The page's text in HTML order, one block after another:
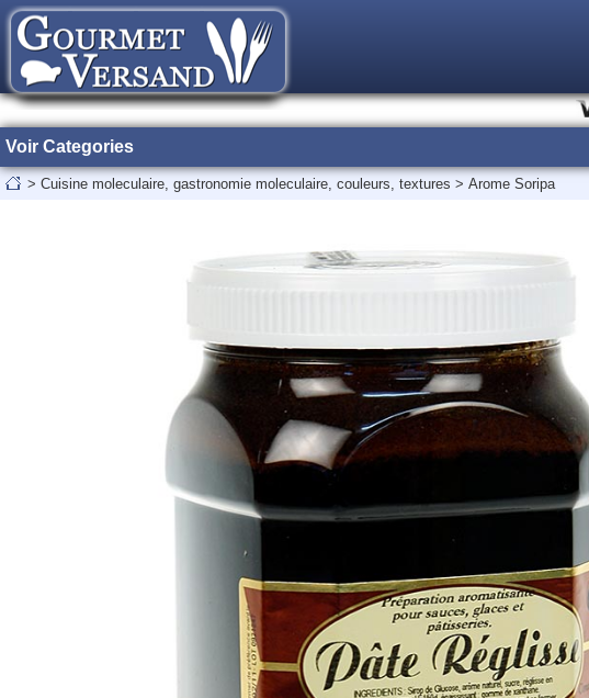
Voir Categories
> Cuisine moleculaire, gastronomie moleculaire, couleurs, textures > Arome Soripa